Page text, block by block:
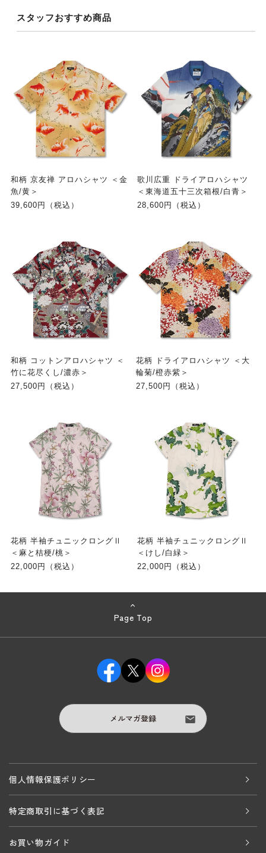
スタッフおすすめ商品
和柄 京友禅 アロハシャツ ＜金
魚/黄＞
39,600円（税込）
歌川広重 ドライアロハシャツ
＜東海道五十三次箱根/白青＞
28,600円（税込）
和柄 コットンアロハシャツ ＜
竹に花尽くし/濃赤＞
27,500円（税込）
花柄 ドライアロハシャツ ＜大
輪菊/橙赤紫＞
27,500円（税込）
花柄 半袖チュニックロングⅡ
＜麻と桔梗/桃＞
22,000円（税込）
花柄 半袖チュニックロングⅡ
＜けし/白緑＞
22,000円（税込）
Page Top
メルマガ登録
個人情報保護ポリシー
特定商取引に基づく表記
お買い物ガイド